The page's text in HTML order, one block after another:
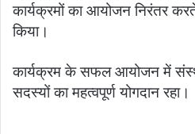
कार्यक्रमों का आयोजन निरंतर
किया।
कार्यक्रम के सफल आयोजन में
सदस्यों का महत्वपूर्ण योगदान रहा।